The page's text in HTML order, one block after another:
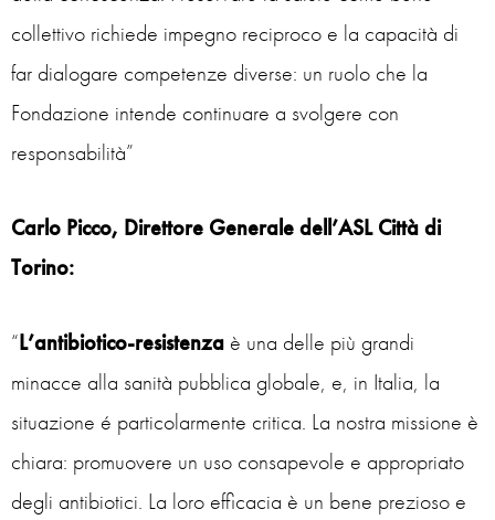
collettivo richiede impegno reciproco e la capacità di
far dialogare competenze diverse: un ruolo che la
Fondazione intende continuare a svolgere con
responsabilità”
Carlo Picco, Direttore Generale dell’ASL Città di
Torino:
“L’antibiotico-resistenza è una delle più grandi
minacce alla sanità pubblica globale, e, in Italia, la
situazione é particolarmente critica. La nostra missione è
chiara: promuovere un uso consapevole e appropriato
degli antibiotici. La loro efficacia è un bene prezioso e